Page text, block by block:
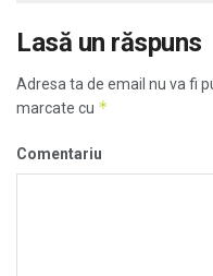
Lasă un răspuns
Adresa ta de email nu va fi
marcate cu *
Comentariu